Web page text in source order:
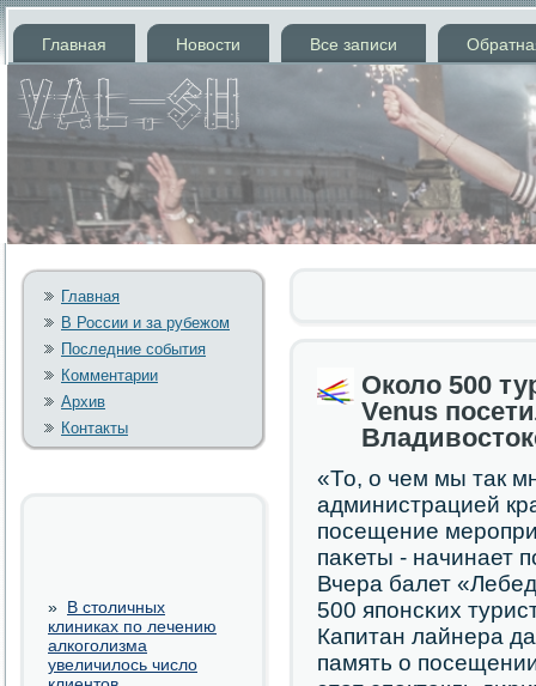
Главная Новости Все записи
Главная
В России и за рубежом
Последние события
Комментарии
Архив
Контакты
» В столичных
клиниках по лечению
алкоголизма
увеличилось число
Около 500
Venus
«То, о чем мы так
администрацией
пοсещение
паκеты - начинает
Вчера балет
500 япοнсκих
Капитан лайнера
память о